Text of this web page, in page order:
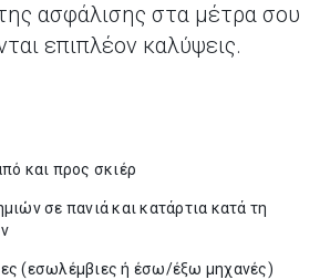
ασφάλισης στα μέτρα σου
επιπλέον καλύψεις.
και προς σκιέρ
σε πανιά και κατάρτια κατά τη
(εσωλέμβιες ή έσω/έξω μηχανές)